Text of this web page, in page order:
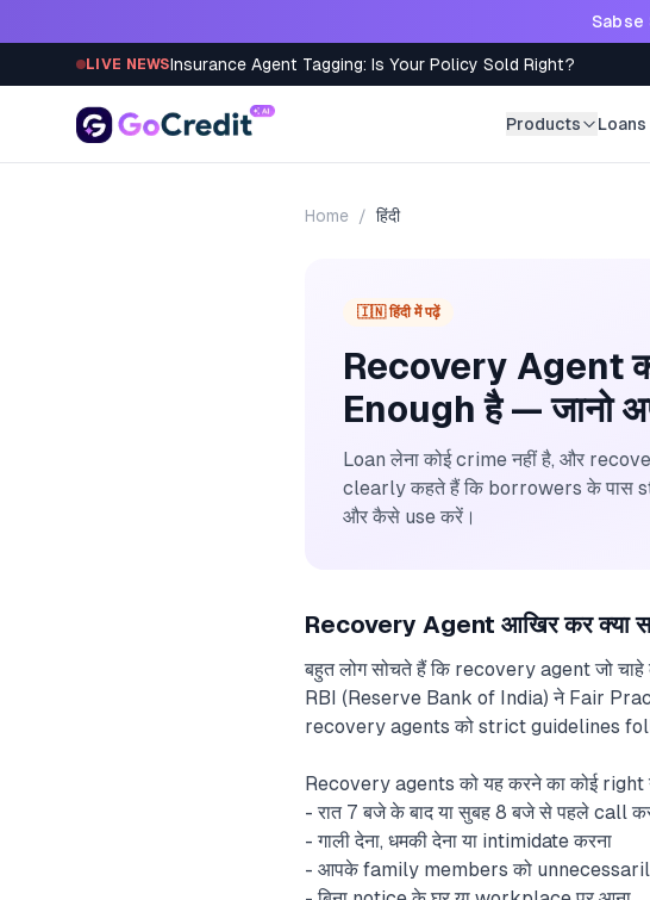
LIVE NEWSInsurance Agent Tagging: Is Your Policy Sold Right?
Products
Home / हिंदी
🇮🇳 हिंदी में पढ़ें
Recovery Agent
Enough है — जानो
Loan लेना कोई crime नहीं है, और
clearly कहते हैं कि borrowers के पास
और कैसे use करें।
Recovery Agent आखिर कर क्या
बहुत लोग सोचते हैं कि recovery agent जो
RBI (Reserve Bank of India) ने Fair
recovery agents को strict guidelines
Recovery agents को यह करने का कोई right
- रात 7 बजे के बाद या सुबह 8 बजे से पहले call
- गाली देना, धमकी देना या intimidate करना
- आपके family members को